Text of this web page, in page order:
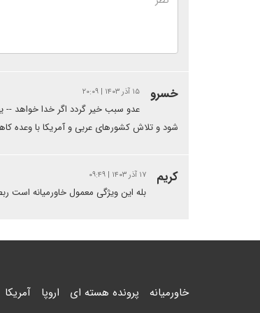
خسرو ۱۵ آذر ۱۴۰۳ | ۲۰:۰۹
عدو سبب خیر گردد اگر خدا خواهد --
شود و تلاش کشورهای عربی و آمریکا با وعده
کریم ۱۷ آذر ۱۴۰۳ | ۰۹:۴۹
بله این ویژگی معمول خاورمیانه است
خاورمیانه پرونده هسته ای اروپا آمریکا